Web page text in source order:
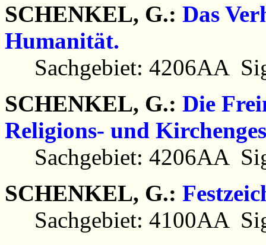
SCHENKEL, G.: Das
Humanität.
Sachgebiet: 4206AA
SCHENKEL, G.: Die
Religions- und
Sachgebiet: 4206AA
SCHENKEL, G.:
Sachgebiet: 4100AA